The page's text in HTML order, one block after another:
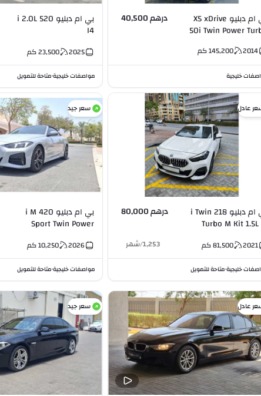
بي ام دبليو X5 xDrive
50i Twin Power
درهم 40,500
2014
145,200كم
خليجية
بي ام دبليو 520 i 2.0L
I4
2025
23,500كم
مواصفات خليجية•متاحة للتمويل
عادل
بي ام دبليو 218 i Twin
Turbo M Kit
درهم 80,000
2021
81,500كم 1,253
/شهر
خليجية•متاحة للتمويل
سعر جيد
بي ام دبليو 420 i M
Sport Twin Power
2026
10,250كم
مواصفات خليجية•متاحة للتمويل
عادل سعر جيد